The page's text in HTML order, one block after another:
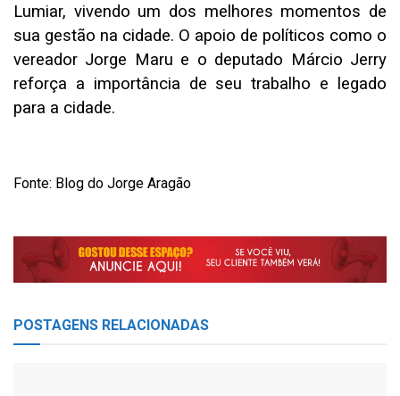
Lumiar, vivendo um dos melhores momentos de
sua gestão na cidade. O apoio de políticos como o
vereador Jorge Maru e o deputado Márcio Jerry
reforça a importância de seu trabalho e legado
para a cidade.
Fonte: Blog do Jorge Aragão
POSTAGENS RELACIONADAS